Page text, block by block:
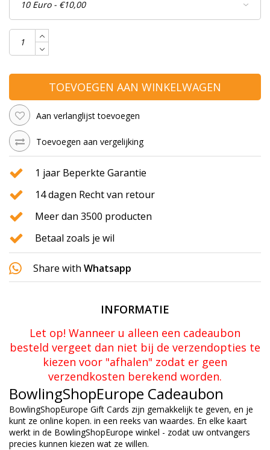
TOEVOEGEN AAN WINKELWAGEN
Aan verlanglijst toevoegen
Toevoegen aan vergelijking
1 jaar Beperkte Garantie
14 dagen Recht van retour
Meer dan 3500 producten
Betaal zoals je wil
Share with Whatsapp
INFORMATIE
Let op! Wanneer u alleen een cadeaubon
besteld vergeet dan niet bij de verzendopties te
kiezen voor "afhalen" zodat er geen
verzendkosten berekend worden.
BowlingShopEurope Cadeaubon
BowlingShopEurope Gift Cards zijn gemakkelijk te geven, en je
kunt ze online kopen. in een reeks van waardes. En elke kaart
werkt in de BowlingShopEurope winkel - zodat uw ontvangers
precies kunnen kiezen wat ze willen.